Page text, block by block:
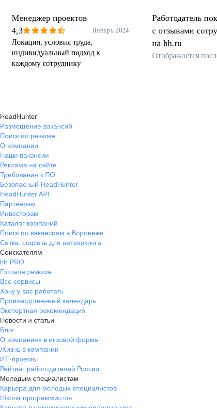
Менеджер проектов
4,3
Январь 2024
Локация, условия труда,
индивидуальный подход к
каждому сотруднику
Работодатель
с отзывами
на hh.ru
Отображается
HeadHunter
Размещение вакансий
Поиск по резюме
О компании
Наши вакансии
Реклама на сайте
Требования к ПО
Безопасный HeadHunter
HeadHunter API
Партнерам
Инвесторам
Каталог компаний
Поиск по вакансиям в Воронеже
Сетка: соцсеть для нетворкинга
Соискателям
hh PRO
Готовое резюме
Все сервисы
Хочу у вас работать
Производственный календарь
Экспертная рекомендация
Новости и статьи
Блог
О компаниях в игровой форме
Жизнь в компании
ИТ-проекты
Рейтинг работодателей России
Молодым специалистам
Карьера для молодых специалистов
Школа программистов